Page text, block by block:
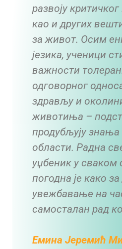
развоју
као и других
за живот. Осим
језика, ученици
важности
одговорног
здрављу и
животиња –
продубљују знања
области. Радна
уџбеник у сваком
погодна је како
увежбавање на
самосталан рад
Емина Јеремић